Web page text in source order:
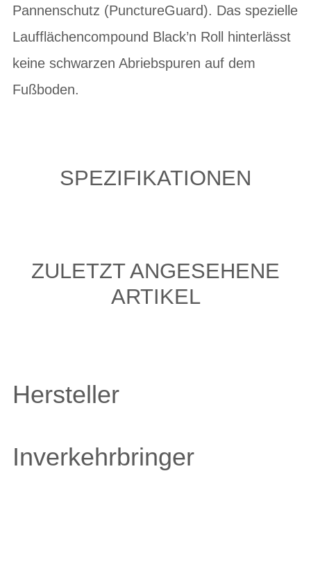
Pannenschutz (PunctureGuard). Das spezielle
Laufflächencompound Black’n Roll hinterlässt
keine schwarzen Abriebspuren auf dem
Fußboden.
SPEZIFIKATIONEN
ZULETZT ANGESEHENE
ARTIKEL
Hersteller
Inverkehrbringer